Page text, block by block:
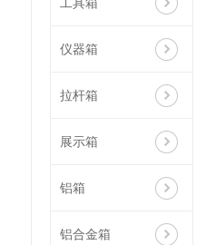
工具箱
仪器箱
拉杆箱
展示箱
铝箱
铝合金箱